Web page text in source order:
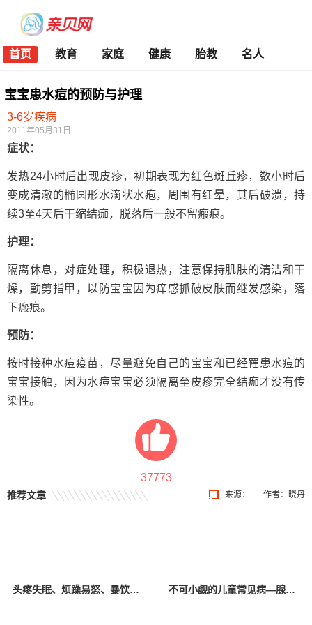
首页 教育 家庭 健康 胎教 名人
宝宝患水痘的预防与护理
3-6岁疾病
2011年05月31日
症状：
发热24小时后出现皮疹，初期表现为红色斑丘疹，数小时后
变成清澈的椭圆形水滴状水疱，周围有红晕，其后破溃，持
续3至4天后干缩结痂，脱落后一般不留瘢痕。
护理：
隔离休息，对症处理，积极退热，注意保持肌肤的清洁和干
燥，勤剪指甲，以防宝宝因为痒感抓破皮肤而继发感染，落
下瘢痕。
预防：
按时接种水痘疫苗，尽量避免自己的宝宝和已经罹患水痘的
宝宝接触，因为水痘宝宝必须隔离至皮疹完全结痂才没有传
染性。
37773
来源： 作者：晓丹
推荐文章
头疼失眠、烦躁易怒、暴饮暴食、拖延厌学……孩子这些异常向父母传递了哪些“信号”？ 不可小觑的儿童常见病—腺样体肥大